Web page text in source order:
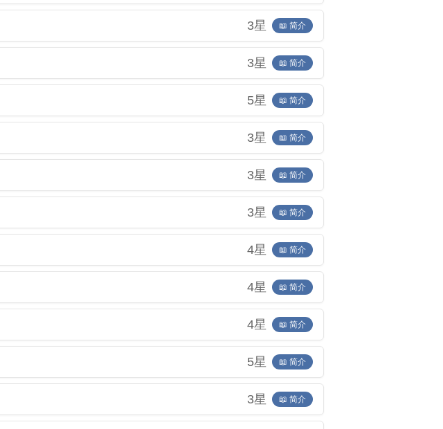
3星 📖 简介
3星 📖 简介
5星 📖 简介
3星 📖 简介
3星 📖 简介
3星 📖 简介
4星 📖 简介
4星 📖 简介
4星 📖 简介
5星 📖 简介
3星 📖 简介